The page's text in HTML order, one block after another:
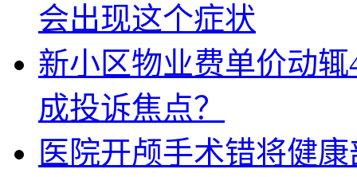
会出现这个症状
新小区物业费单价动
成投诉焦点？
医院开颅手术错将健